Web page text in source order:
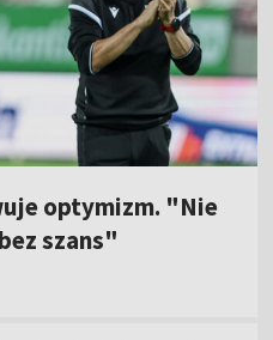
optymizm. "Nie
szans"